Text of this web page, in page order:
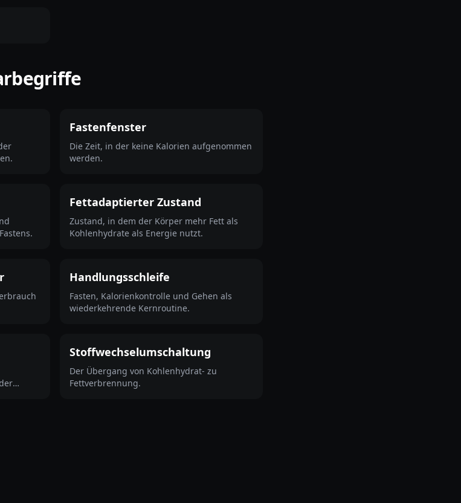
Fastenfenster
Die Zeit, in der keine Kalorien aufgenommen
werden.
Fettadaptierter Zustand
Zustand, in dem der Körper mehr Fett als
Kohlenhydrate als Energie nutzt.
Handlungsschleife
Fasten, Kalorienkontrolle und Gehen als
wiederkehrende Kernroutine.
Stoffwechselumschaltung
Der Übergang von Kohlenhydrat- zu
Fettverbrennung.